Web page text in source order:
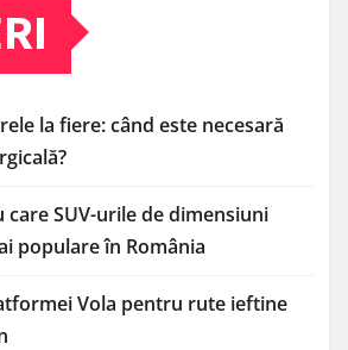
la fiere: când este necesară
SUV-urile de dimensiuni
populare în România
Vola pentru rute ieftine